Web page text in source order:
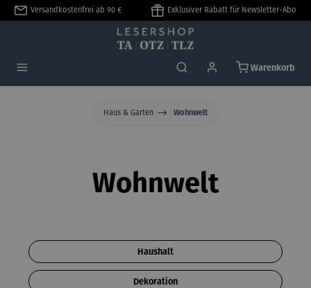
springen
Versandkostenfrei ab 90 € Exklusiver Rabatt für Newsletter-Abo
Warenkorb
Haus & Garten Wohnwelt
Wohnwelt
Haushalt
Dekoration